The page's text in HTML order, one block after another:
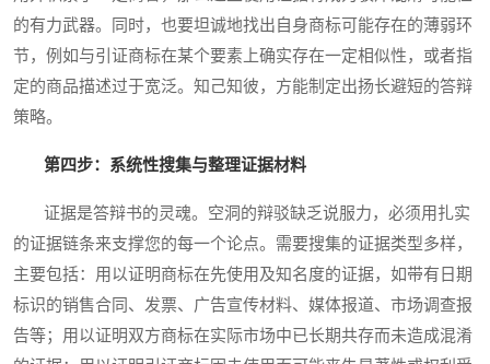
的有力武器。同时，也要坦诚地找出自身商标可能存在的薄弱环
节，例如与引证商标在某个要素上确实存在一定相似性，或者指
定的商品描述过于宽泛。知己知彼，方能制定出扬长避短的答辩
策略。
第四步：系统性搜集与整理证据材料
证据是答辩书的灵魂。空洞的辩驳缺乏说服力，必须用扎实
的证据链条来支撑您的每一个论点。需要搜集的证据类型多样，
主要包括：用以证明商标在先使用及知名度的证据，如带有日期
标识的销售合同、发票、广告宣传材料、媒体报道、市场调查报
告等；用以证明双方商标在实际市场中已长期共存而未造成混淆